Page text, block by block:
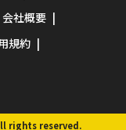
会社概要
規約
rights reserved.